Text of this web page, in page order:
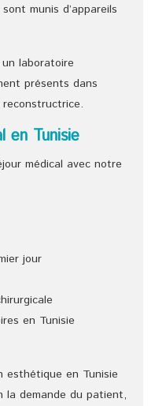
munis d’appareils
laboratoire
présents dans
en Tunisie
médical avec notre
jour
en Tunisie
esthétique en Tunisie
la demande du patient,